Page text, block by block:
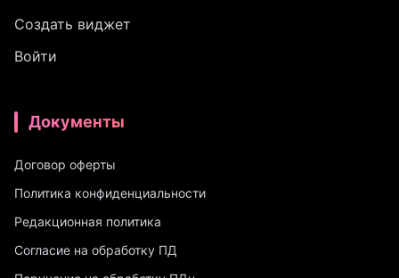
Создать виджет
Войти
Документы
Договор оферты
Политика конфиденциальности
Редакционная политика
Согласие на обработку ПД